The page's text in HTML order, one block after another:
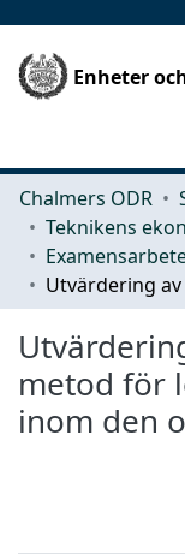
Enheter
Chalmers ODR
metod för
inom den